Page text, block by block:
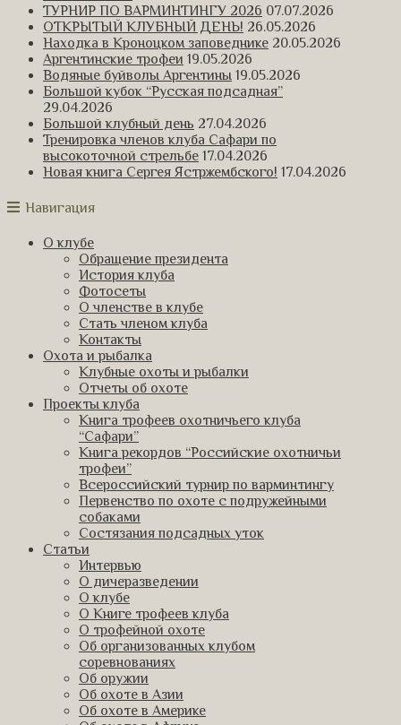
ТУРНИР ПО ВАРМИНТИНГУ 2026 07.07.2026
ОТКРЫТЫЙ КЛУБНЫЙ ДЕНЬ! 26.05.2026
Находка в Кроноцком заповеднике 20.05.2026
Аргентинские трофеи 19.05.2026
Водяные буйволы Аргентины 19.05.2026
Большой кубок “Русская подсадная”
29.04.2026
Большой клубный день 27.04.2026
Тренировка членов клуба Сафари по
высокоточной стрельбе 17.04.2026
Новая книга Сергея Ястржембского! 17.04.2026
Навигация
О клубе
Обращение президента
История клуба
Фотосеты
О членстве в клубе
Стать членом клуба
Контакты
Охота и рыбалка
Клубные охоты и рыбалки
Отчеты об охоте
Проекты клуба
Книга трофеев охотничьего клуба
“Сафари”
Книга рекордов “Российские охотничьи
трофеи”
Всероссийский турнир по варминтингу
Первенство по охоте с подружейными
собаками
Состязания подсадных уток
Статьи
Интервью
О дичеразведении
О клубе
О Книге трофеев клуба
О трофейной охоте
Об организованных клубом
соревнованиях
Об оружии
Об охоте в Азии
Об охоте в Америке